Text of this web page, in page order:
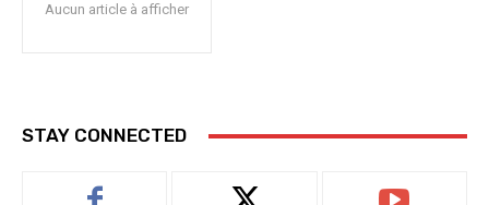
Aucun article à afficher
STAY CONNECTED